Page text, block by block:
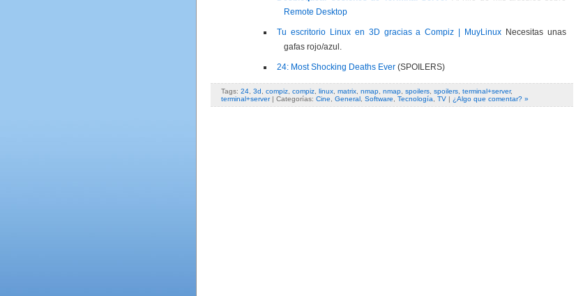
Remote Desktop
Tu escritorio Linux en 3D gracias a Compiz | MuyLinux Necesitas unas
gafas rojo/azul.
24: Most Shocking Deaths Ever (SPOILERS)
Tags: 24 3d compiz compiz linux matrix nmap nmap spoilers spoilers terminal+server,
terminal+server| Categorías: Cine General Software Tecnología TV | ¿Algo que comentar? »